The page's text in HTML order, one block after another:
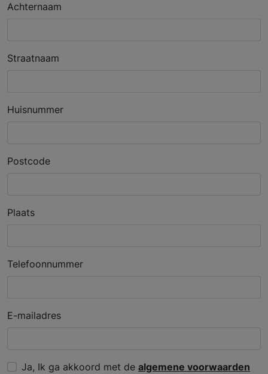
Achternaam
Straatnaam
Huisnummer
Postcode
Plaats
Telefoonnummer
E-mailadres
Ja, Ik ga akkoord met de algemene voorwaarden